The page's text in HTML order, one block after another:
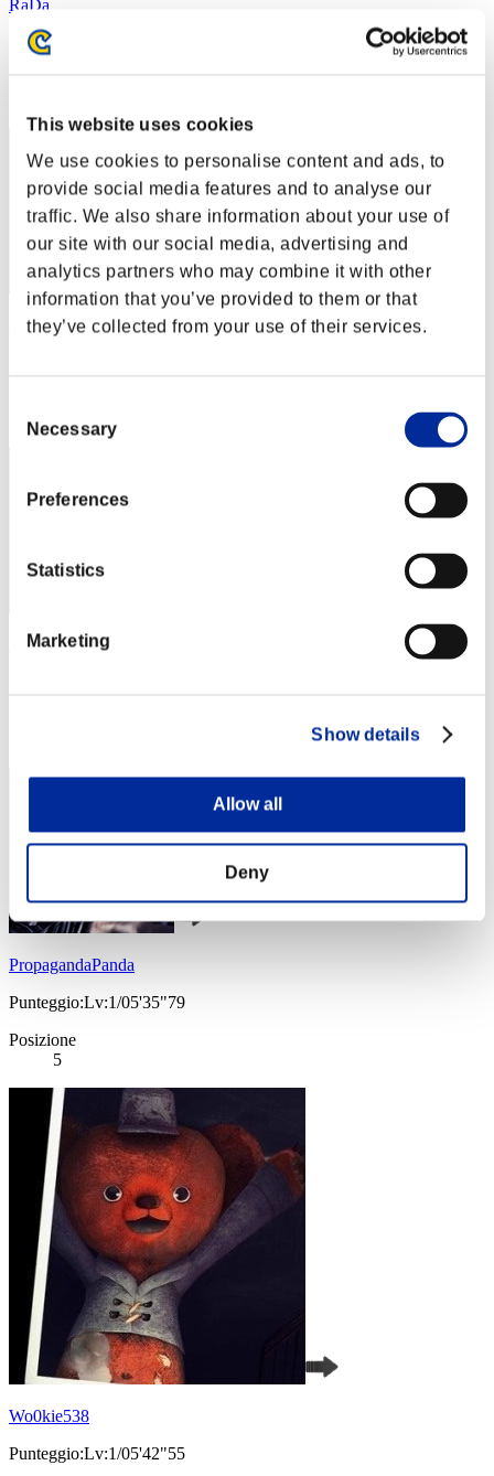
This website uses cookies
We use cookies to personalise content and ads, to
provide social media features and to analyse our
traffic. We also share information about your use of
our site with our social media, advertising and
analytics partners who may combine it with other
information that you’ve provided to them or that
they’ve collected from your use of their services.
Selection
Necessary
Preferences
Statistics
Marketing
Show details
Allow all
Deny
RaDa
Punteggio:Lv:1/03'49"30
Posizione
rider-t.k
Zloj
PropagandaPanda
Punteggio:Lv:1/05'35"79
Posizione
5
Wo0kie538
Punteggio:Lv:1/05'42"55